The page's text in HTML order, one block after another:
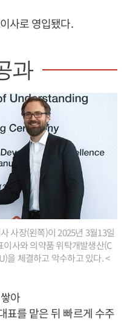
사로 영입됐다.
과
사장(왼쪽)이 2025년 3월13일
사와 의약품 위탁개발생산(C
을 체결하고 악수하고 있다. <
아
표를 맡은 뒤 빠르게 수주